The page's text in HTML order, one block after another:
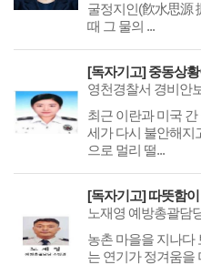
굴정지인(飮水思源
때 그 물의 ...
영천경찰서 경비안
최근 이란과 미국
세가 다시 불안해지
으로 멀리 떨...
노재영 예방총괄담
농촌 마을을 지나다
는 연기가 정겨움을